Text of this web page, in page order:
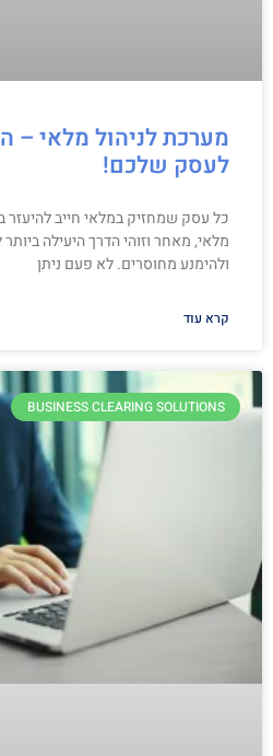
מערכת לניהול מלאי
לעסק שלכם!
כל עסק שמחזיק במלאי חייב להיעזר
מלאי, מאחר וזוהי הדרך היעילה
ולהימנע מחוסרים. לא פעם ניתן
קרא עוד
BUSINESS CLEARING SOLUTIONS